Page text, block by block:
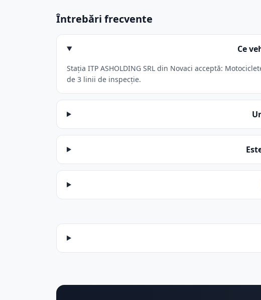
Întrebări frecvente
Ce
Stația ITP ASHOLDING SRL din Novaci acceptă:
de 3 linii de inspecție.